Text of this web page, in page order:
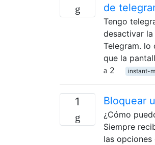
de
Tengo
desactivar
Telegram. lo
que la
2
instant-
1 Bloquear
¿Cómo
Siempre
las